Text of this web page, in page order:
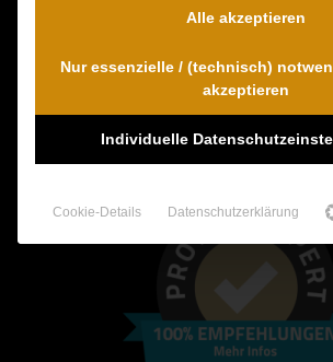
0421 54 895 10 - Fax
info@schmerzensgeld-
Zum Kontaktformular
Alle akzeptieren
Nur essenzielle / (technisch)
akzeptieren
Individuelle
Cookie-Details Datenschutzerklärung